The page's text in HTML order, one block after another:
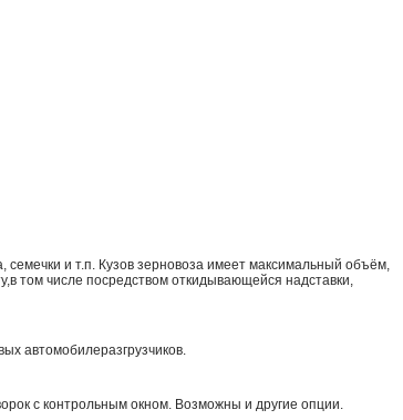
и т.п. Кузов зерновоза имеет максимальный объём,
том числе посредством откидывающейся надставки,
автомобилеразгрузчиков.
с контрольным окном. Возможны и другие опции.